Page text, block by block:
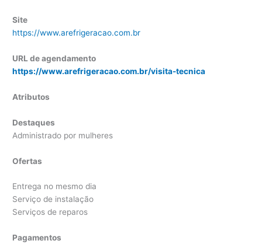
Site
https://www.arefrigeracao.com.br
URL de agendamento
https://www.arefrigeracao.com.br/visita-tecnica
Atributos
Destaques
Administrado por mulheres
Ofertas
Entrega no mesmo dia
Serviço de instalação
Serviços de reparos
Pagamentos